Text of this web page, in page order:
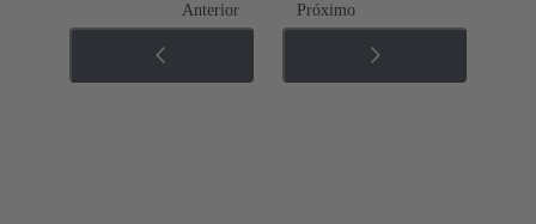
Anterior Próximo